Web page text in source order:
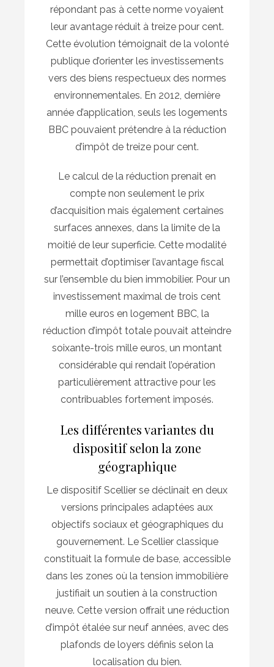
répondant pas à cette norme voyaient
leur avantage réduit à treize pour cent.
Cette évolution témoignait de la volonté
publique d’orienter les investissements
vers des biens respectueux des normes
environnementales. En 2012, dernière
année d’application, seuls les logements
BBC pouvaient prétendre à la réduction
d’impôt de treize pour cent.
Le calcul de la réduction prenait en
compte non seulement le prix
d’acquisition mais également certaines
surfaces annexes, dans la limite de la
moitié de leur superficie. Cette modalité
permettait d’optimiser l’avantage fiscal
sur l’ensemble du bien immobilier. Pour un
investissement maximal de trois cent
mille euros en logement BBC, la
réduction d’impôt totale pouvait atteindre
soixante-trois mille euros, un montant
considérable qui rendait l’opération
particulièrement attractive pour les
contribuables fortement imposés.
Les différentes variantes du
dispositif selon la zone
géographique
Le dispositif Scellier se déclinait en deux
versions principales adaptées aux
objectifs sociaux et géographiques du
gouvernement. Le Scellier classique
constituait la formule de base, accessible
dans les zones où la tension immobilière
justifiait un soutien à la construction
neuve. Cette version offrait une réduction
d’impôt étalée sur neuf années, avec des
plafonds de loyers définis selon la
localisation du bien.